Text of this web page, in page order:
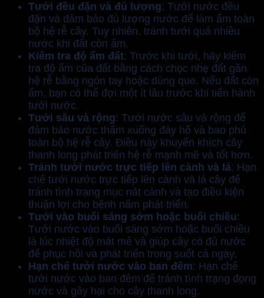
Tưới đều đặn và đủ lượng: Tưới nước đều
đặn và đảm bảo đủ lượng nước để làm ẩm toàn
bộ hệ rễ cây. Tuy nhiên, tránh tưới quá nhiều
nước khi đất còn ẩm.
Kiểm tra độ ẩm đất: Trước khi tưới, hãy kiểm
tra độ ẩm của đất bằng cách chọc nhẹ đất gần
hệ rễ bằng ngón tay hoặc dùng que. Nếu đất còn
ẩm, bạn có thể đợi một ít lâu trước khi tiến hành
tưới nước.
Tưới sâu và rộng: Tưới nước sâu và rộng để
đảm bảo nước thấm xuống đáy hố và bao phủ
toàn bộ hệ rễ cây. Điều này khuyến khích cây
thanh long phát triển hệ rễ mạnh mẽ và tốt hơn.
Tránh tưới nước trực tiếp lên cành và lá: Hạn
chế tưới nước trực tiếp lên cành và lá cây để
tránh tình trạng mục nát cành và tạo điều kiện
thuận lợi cho bệnh nấm phát triển.
Tưới vào buổi sáng sớm hoặc buổi chiều:
Tưới nước vào buổi sáng sớm hoặc buổi chiều
là lúc nhiệt độ mát mẻ và giúp cây có đủ nước
để phục hồi và phát triển trong suốt cả ngày.
Hạn chế tưới nước vào ban đêm: Hạn chế
tưới nước vào ban đêm để tránh tình trạng đọng
nước và gây hại cho cây thanh long.